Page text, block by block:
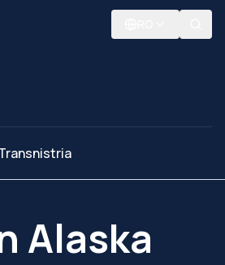
Alaska